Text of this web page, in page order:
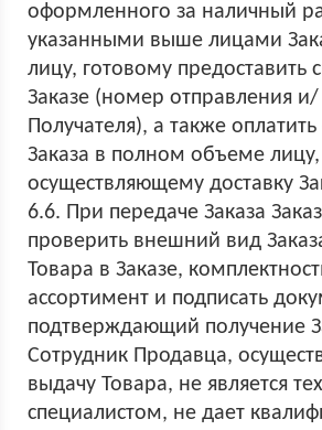
оформленного за наличный
указанными выше лицами
лицу, готовому предоставить
Заказе (номер отправления
Получателя), а также
Заказа в полном объеме лицу,
осуществляющему доставку
6.6. При передаче Заказа
проверить внешний вид
Товара в Заказе,
ассортимент и подписать
подтверждающий получение
Сотрудник Продавца,
выдачу Товара, не является
специалистом, не дает